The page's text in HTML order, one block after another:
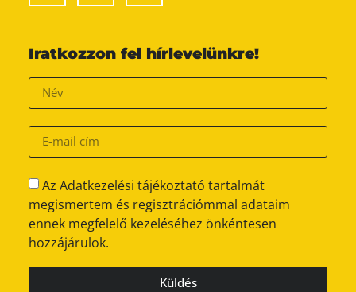
Iratkozzon fel hírlevelünkre!
Az Adatkezelési tájékoztató tartalmát
megismertem és regisztrációmmal adataim
ennek megfelelő kezeléséhez önkéntesen
hozzájárulok.
Küldés